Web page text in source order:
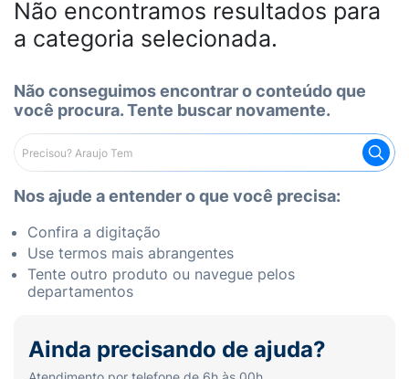
Não encontramos resultados para
a categoria selecionada.
Não conseguimos encontrar o conteúdo que
você procura. Tente buscar novamente.
Nos ajude a entender o que você precisa:
Confira a digitação
Use termos mais abrangentes
Tente outro produto ou navegue pelos
departamentos
Ainda precisando de ajuda?